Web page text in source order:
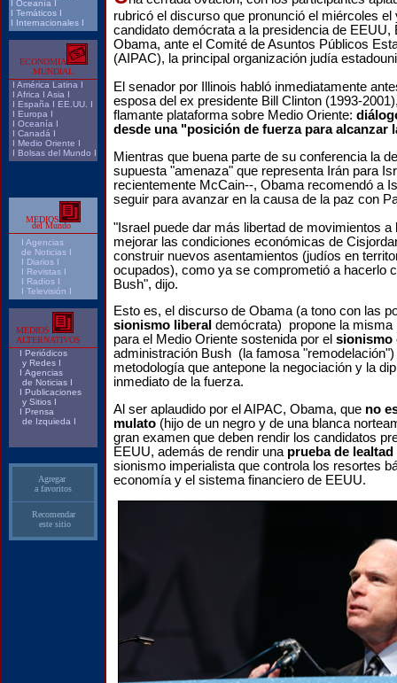
I Oceanía I
I Temáticos I
I Internacionales I
ECONOMIA
MUNDIAL
I América Latina I
I Africa I Asia I
I España I EE.UU.
I
I Europa I
I Oceanía I
I Canadá I
I Medio Oriente I
I Bolsas del Mundo I
MEDIOS
del Mundo
I Agencias
de Noticias I
I Diarios I
I Revistas I
I Radios I
I Televisión I
MEDIOS
ALTERNATIVOS
I Periódicos
y Redes I
I Agencias
de Noticias I
I Publicaciones
y Sitios I
I Prensa
de Izquieda I
Agregar
a favoritos
Recomendar
este sitio
rubricó el discurso que pronunció el miércoles el
candidato demócrata a la presidencia de EEUU,
Obama, ante el Comité de Asuntos Públicos
(AIPAC), la principal organización judía
El senador por Illinois habló inmediatamente
esposa del ex presidente Bill Clinton (1993-
flamante plataforma sobre Medio Oriente:
desde una "posición de fuerza para alcanzar
Mientras que buena parte de su conferencia la
supuesta "amenaza" que representa Irán para
recientemente McCain--, Obama recomendó a
seguir para avanzar en la causa de la paz con
"Israel puede dar más libertad de movimientos a
mejorar las condiciones económicas de
construir nuevos asentamientos (judíos en
ocupados), como ya se comprometió a hacerlo
Bush", dijo.
Esto es, el discurso de Obama (a tono con las
sionismo liberal demócrata) propone la misma
para el Medio Oriente sostenida por el sionismo
administración Bush (la famosa "remodelación")
metodología que antepone la negociación y la
inmediato de la fuerza.
Al ser aplaudido por el AIPAC, Obama, que no
mulato (hijo de un negro y de una blanca
gran examen que deben rendir los candidatos
EEUU, además de rendir una prueba de lealtad
sionismo imperialista que controla los resortes
economía y el sistema financiero de EEUU.